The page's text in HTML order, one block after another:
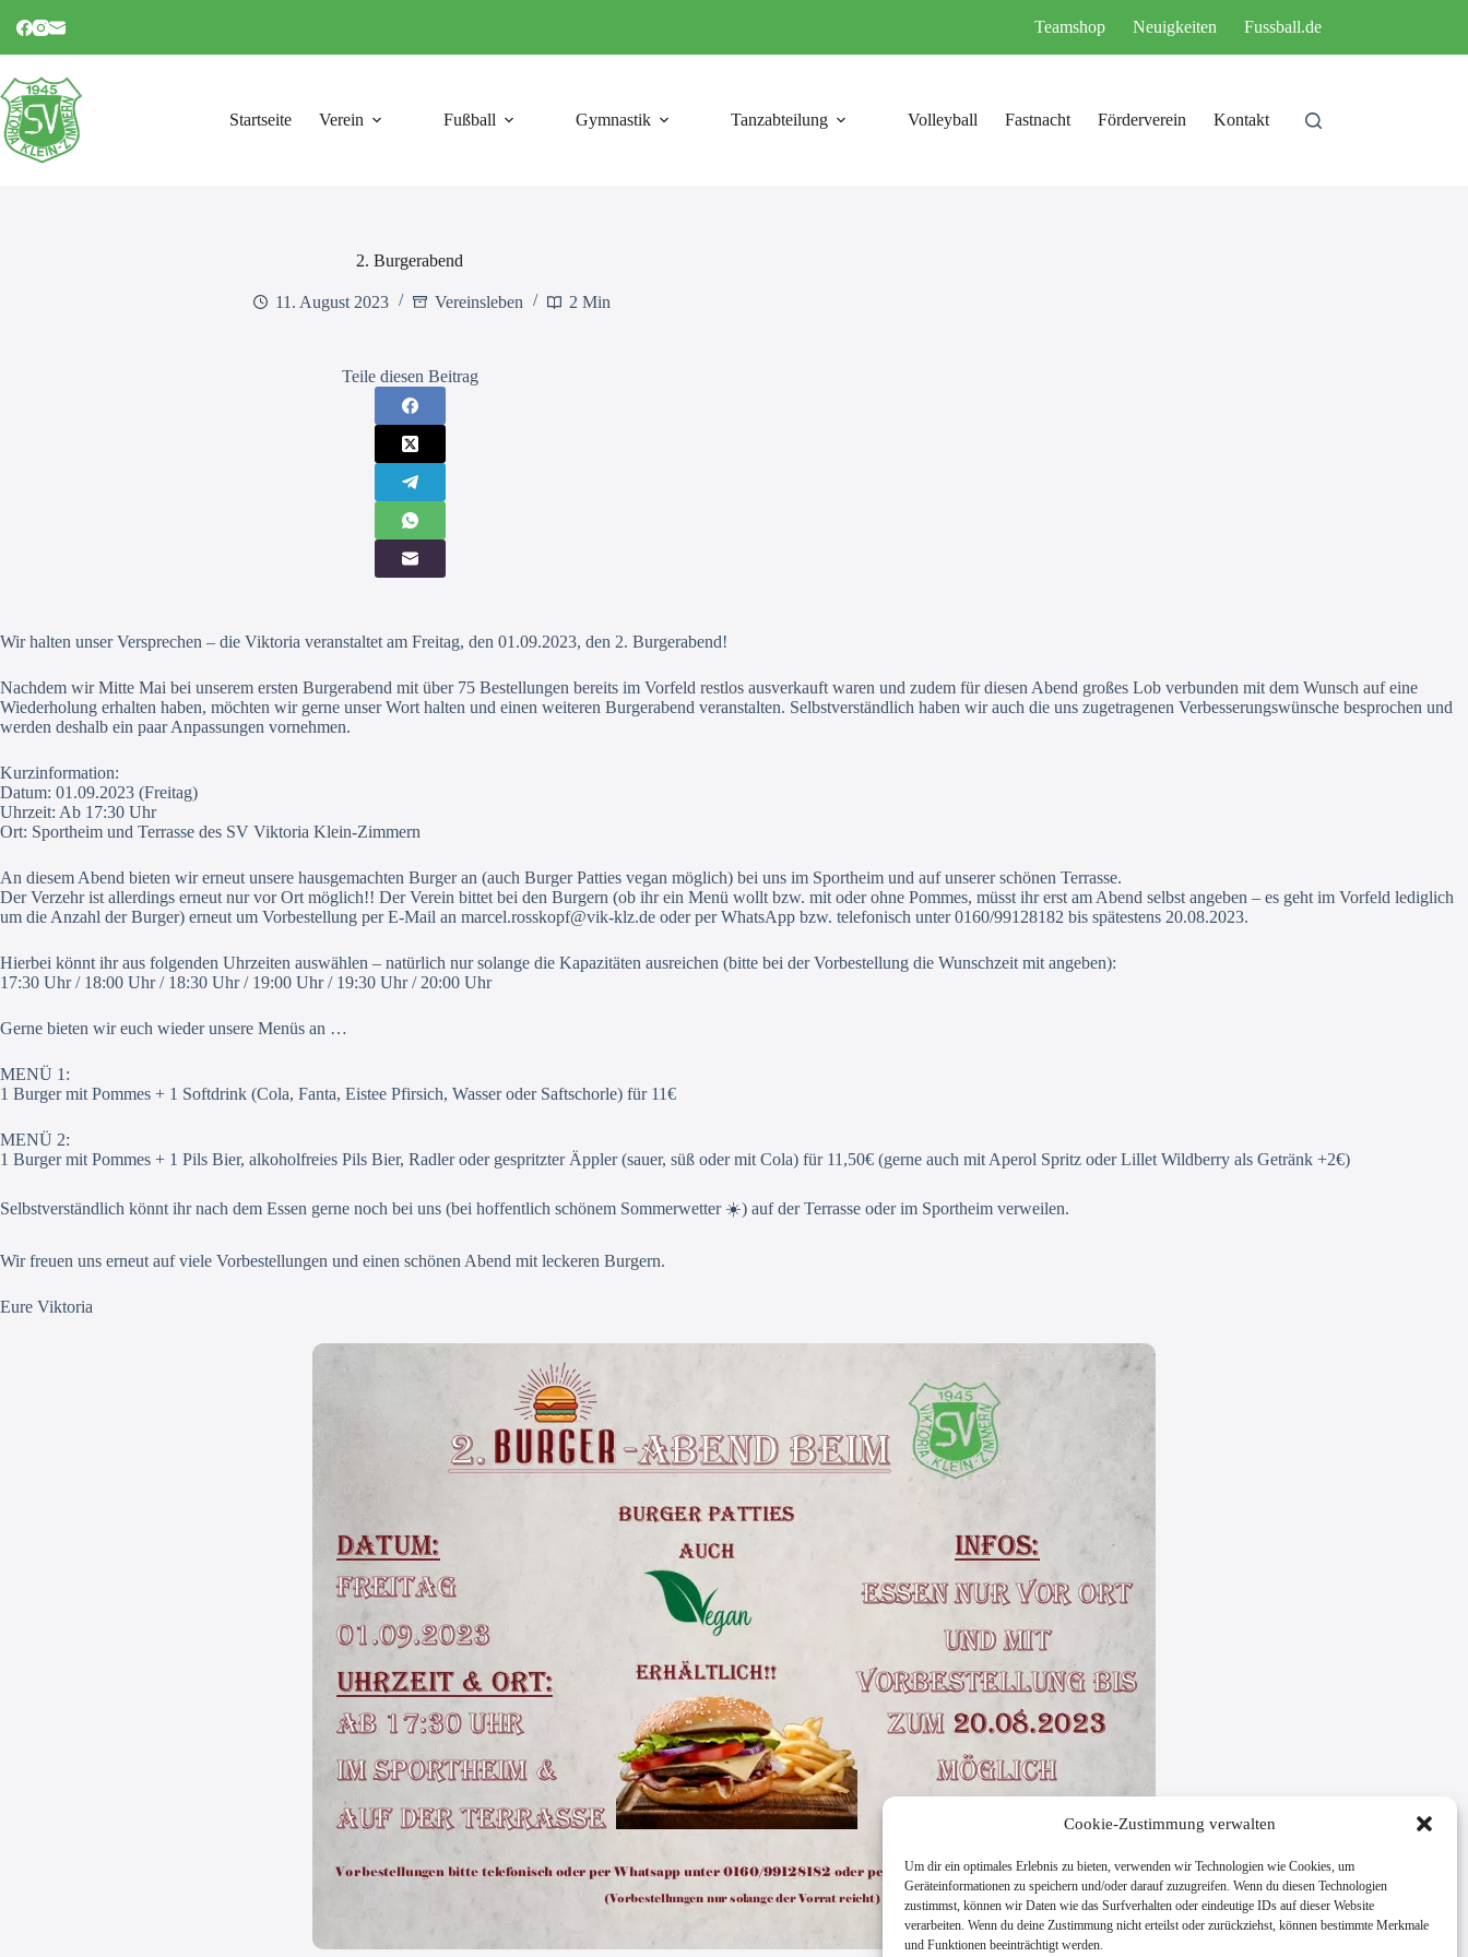
Cookie-Zustimmung verwalten
Um dir ein optimales Erlebnis zu bieten, verwenden wir Technologien wie Cookies, um
Geräteinformationen zu speichern und/oder darauf zuzugreifen. Wenn du diesen Technologien
zustimmst, können wir Daten wie das Surfverhalten oder eindeutige IDs auf dieser Website
verarbeiten. Wenn du deine Zustimmung nicht erteilst oder zurückziehst, können bestimmte Merkmale
und Funktionen beeinträchtigt werden.
Inhalt
Teamshop Neuigkeiten Fussball.de
Startseite Verein Fußball Gymnastik Tanzabteilung Volleyball Fastnacht Förderverein Kontakt
2. Burgerabend
11. August 2023 Vereinsleben 2 Min
Teile diesen Beitrag
Wir halten unser Versprechen – die Viktoria veranstaltet am Freitag, den 01.09.2023, den 2. Burgerabend!
Nachdem wir Mitte Mai bei unserem ersten Burgerabend mit über 75 Bestellungen bereits im Vorfeld restlos ausverkauft waren und zudem für diesen Abend großes Lob verbunden mit dem Wunsch auf eine
Wiederholung erhalten haben, möchten wir gerne unser Wort halten und einen weiteren Burgerabend veranstalten. Selbstverständlich haben wir auch die uns zugetragenen Verbesserungswünsche besprochen und
werden deshalb ein paar Anpassungen vornehmen.
Kurzinformation:
Datum: 01.09.2023 (Freitag)
Uhrzeit: Ab 17:30 Uhr
Ort: Sportheim und Terrasse des SV Viktoria Klein-Zimmern
An diesem Abend bieten wir erneut unsere hausgemachten Burger an (auch Burger Patties vegan möglich) bei uns im Sportheim und auf unserer schönen Terrasse.
Der Verzehr ist allerdings erneut nur vor Ort möglich!! Der Verein bittet bei den Burgern (ob ihr ein Menü wollt bzw. mit oder ohne Pommes, müsst ihr erst am Abend selbst angeben – es geht im Vorfeld lediglich
um die Anzahl der Burger) erneut um Vorbestellung per E-Mail an marcel.rosskopf@vik-klz.de oder per WhatsApp bzw. telefonisch unter 0160/99128182 bis spätestens 20.08.2023.
Hierbei könnt ihr aus folgenden Uhrzeiten auswählen – natürlich nur solange die Kapazitäten ausreichen (bitte bei der Vorbestellung die Wunschzeit mit angeben):
17:30 Uhr / 18:00 Uhr / 18:30 Uhr / 19:00 Uhr / 19:30 Uhr / 20:00 Uhr
Gerne bieten wir euch wieder unsere Menüs an …
MENÜ 1:
1 Burger mit Pommes + 1 Softdrink (Cola, Fanta, Eistee Pfirsich, Wasser oder Saftschorle) für 11€
MENÜ 2:
1 Burger mit Pommes + 1 Pils Bier, alkoholfreies Pils Bier, Radler oder gespritzter Äppler (sauer, süß oder mit Cola) für 11,50€ (gerne auch mit Aperol Spritz oder Lillet Wildberry als Getränk +2€)
Selbstverständlich könnt ihr nach dem Essen gerne noch bei uns (bei hoffentlich schönem Sommerwetter ☀️) auf der Terrasse oder im Sportheim verweilen.
Wir freuen uns erneut auf viele Vorbestellungen und einen schönen Abend mit leckeren Burgern.
Eure Viktoria